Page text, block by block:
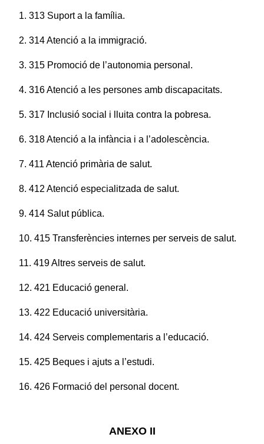
1. 313 Suport a la família.
2. 314 Atenció a la immigració.
3. 315 Promoció de l’autonomia personal.
4. 316 Atenció a les persones amb discapacitats.
5. 317 Inclusió social i lluita contra la pobresa.
6. 318 Atenció a la infància i a l’adolescència.
7. 411 Atenció primària de salut.
8. 412 Atenció especialitzada de salut.
9. 414 Salut pública.
10. 415 Transferències internes per serveis de salut.
11. 419 Altres serveis de salut.
12. 421 Educació general.
13. 422 Educació universitària.
14. 424 Serveis complementaris a l’educació.
15. 425 Beques i ajuts a l’estudi.
16. 426 Formació del personal docent.
ANEXO II